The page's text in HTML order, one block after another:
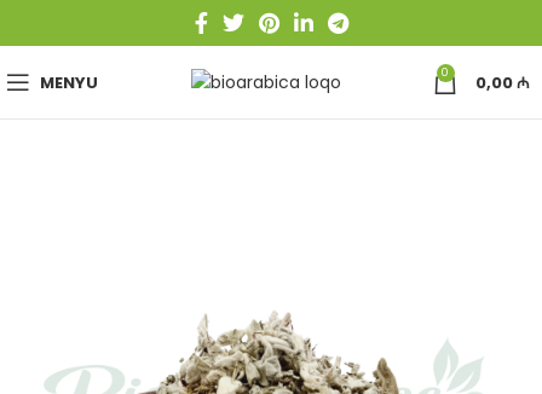
MENYU 0 0,00₼